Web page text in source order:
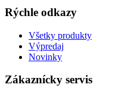
Rýchle odkazy
Všetky produkty
Výpredaj
Novinky
Zákaznícky servis